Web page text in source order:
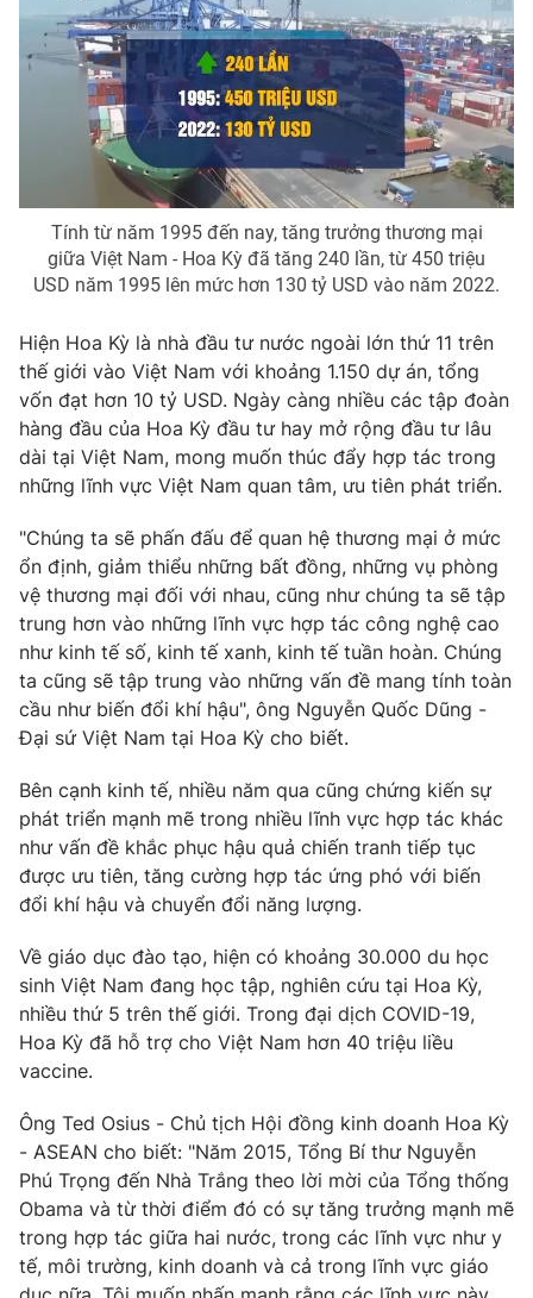
Thị trường 24h Tấm lòng Việt
Vươn mình bằng AI
VTV8
Liên hệ tòa soạn English
THỜI BÁO VTV
Theo dõi báo trên
Cơ quan chủ quản:Đài Truyền hình Việt Nam
Cơ quan báo chí:Thời báo VTV
Giấy phép hoạt động báo in và báo điện tử số 483/GP-BTTTT
cấp ngày 29/12/2023
Tổng Biên tập:Vũ Thanh Thủy
Phó Tổng Biên tập:Nguyễn Thị Mỹ Hạnh, Phạm Quốc Thắng,
Nguyễn Trọng Ninh
Tổng đài VTV:024.38 355 931 - 024.38 355 932
Ðiện thoại Thời báo VTV:
Email:toasoan@vtv.vn
Liên hệ quảng cáo: 024-7300.7108
® Cấm sao chép dưới mọi hình thức nếu không có sự chấp
thuận bằng văn bản. Ghi rõ nguồn VTV.vn khi phát hành lại
thông tin từ website này.
Tính từ năm 1995 đến nay, tăng trưởng thương mại
giữa Việt Nam - Hoa Kỳ đã tăng 240 lần, từ 450 triệu
USD năm 1995 lên mức hơn 130 tỷ USD vào năm 2022.
Hiện Hoa Kỳ là nhà đầu tư nước ngoài lớn thứ 11 trên
thế giới vào Việt Nam với khoảng 1.150 dự án, tổng
vốn đạt hơn 10 tỷ USD. Ngày càng nhiều các tập đoàn
hàng đầu của Hoa Kỳ đầu tư hay mở rộng đầu tư lâu
dài tại Việt Nam, mong muốn thúc đẩy hợp tác trong
những lĩnh vực Việt Nam quan tâm, ưu tiên phát triển.
"Chúng ta sẽ phấn đấu để quan hệ thương mại ở mức
ổn định, giảm thiểu những bất đồng, những vụ phòng
vệ thương mại đối với nhau, cũng như chúng ta sẽ tập
trung hơn vào những lĩnh vực hợp tác công nghệ cao
như kinh tế số, kinh tế xanh, kinh tế tuần hoàn. Chúng
ta cũng sẽ tập trung vào những vấn đề mang tính toàn
cầu như biến đổi khí hậu", ông Nguyễn Quốc Dũng -
Đại sứ Việt Nam tại Hoa Kỳ cho biết.
Bên cạnh kinh tế, nhiều năm qua cũng chứng kiến sự
phát triển mạnh mẽ trong nhiều lĩnh vực hợp tác khác
như vấn đề khắc phục hậu quả chiến tranh tiếp tục
được ưu tiên, tăng cường hợp tác ứng phó với biến
đổi khí hậu và chuyển đổi năng lượng.
Về giáo dục đào tạo, hiện có khoảng 30.000 du học
sinh Việt Nam đang học tập, nghiên cứu tại Hoa Kỳ,
nhiều thứ 5 trên thế giới. Trong đại dịch COVID-19,
Hoa Kỳ đã hỗ trợ cho Việt Nam hơn 40 triệu liều
vaccine.
Ông Ted Osius - Chủ tịch Hội đồng kinh doanh Hoa Kỳ
- ASEAN cho biết: "Năm 2015, Tổng Bí thư Nguyễn
Phú Trọng đến Nhà Trắng theo lời mời của Tổng thống
Obama và từ thời điểm đó có sự tăng trưởng mạnh mẽ
trong hợp tác giữa hai nước, trong các lĩnh vực như y
tế, môi trường, kinh doanh và cả trong lĩnh vực giáo